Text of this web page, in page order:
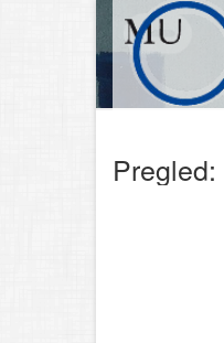
Pregled: